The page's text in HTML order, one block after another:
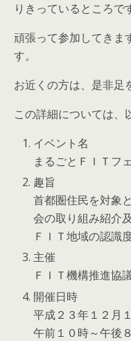
りきっているところで
頑張って参加してきま
す。
お近くの方は、是非足
この詳細については、
イベント名
まるごとＦＩＴフ
趣旨
首都圏住民を対象
会の取り組み紹介
ＦＩＴ地域の認識
主催
ＦＩＴ機構推進協
開催日時
平成２３年１２月
午前１０時～午後